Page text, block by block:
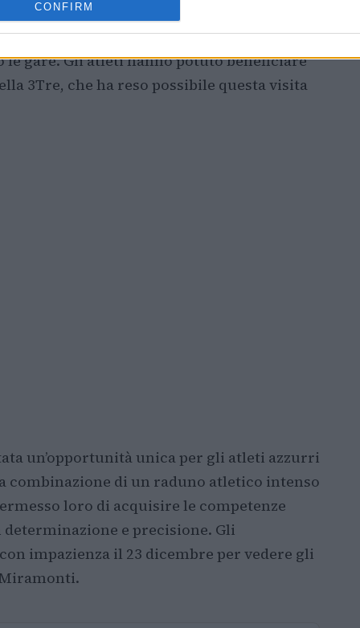
CONFIRM
studiare le curve e di adattarsi alle
è fondamentale per migliorare le
gare. Gli atleti hanno potuto beneficiare
3Tre, che ha reso possibile questa visita
un’opportunità unica per gli atleti azzurri
combinazione di un raduno atletico intenso
loro di acquisire le competenze
e precisione. Gli
impazienza il 23 dicembre per vedere gli